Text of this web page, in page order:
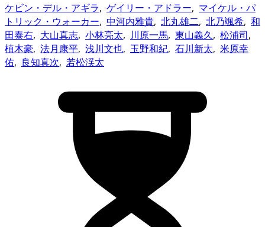
ケビン・デル・アギラ, ゲイリー・アドラー, マイケル・パ
トリック・ウォーカー, 中河内雅貴, 北丸雄二, 北乃颯希, 和
田泰右, 大山真志, 小林亮太, 川原一馬, 東山義久, 松浦司,
植木豪, 法月康平, 浅川文也, 玉野和紀, 石川新太, 米原幸
佑, 良知真次, 若松渓太